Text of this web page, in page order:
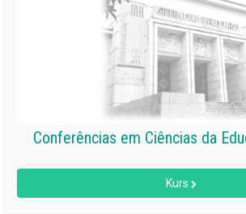
Conferências em Ciências da
Kurs